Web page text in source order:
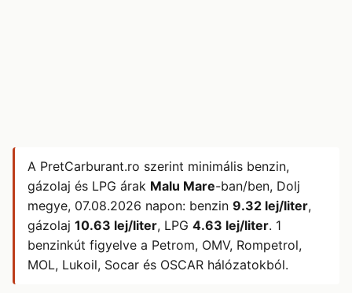
A PretCarburant.ro szerint minimális benzin,
gázolaj és LPG árak Malu Mare-ban/ben, Dolj
megye, 07.08.2026 napon: benzin 9.32 lej/liter,
gázolaj 10.63 lej/liter, LPG 4.63 lej/liter. 1
benzinkút figyelve a Petrom, OMV, Rompetrol,
MOL, Lukoil, Socar és OSCAR hálózatokból.